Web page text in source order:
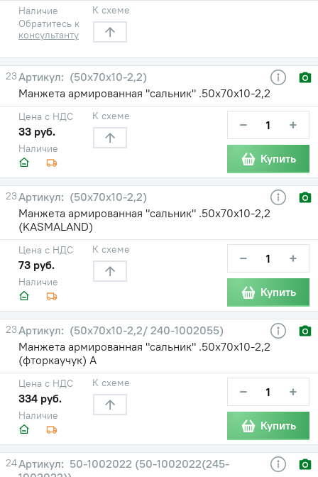
Наличие
Обратитесь к
консультанту
К схеме
23
(50х70х10-2,2)
Манжета армированная "сальник" .50х70х10-2,2
Наличие
Цена с НДС
33 руб.
К схеме − +
Купить
23
(50х70х10-2,2)
Манжета армированная "сальник" .50х70х10-2,2
(KASMALAND)
Наличие
Цена с НДС
73 руб.
К схеме − +
Купить
23
(50х70х10-2,2/ 240-1002055)
Манжета армированная "сальник" .50х70х10-2,2
(фторкаучук) А
Наличие
Цена с НДС
334 руб.
К схеме − +
Купить
24
50-1002022 (50-1002022(245-